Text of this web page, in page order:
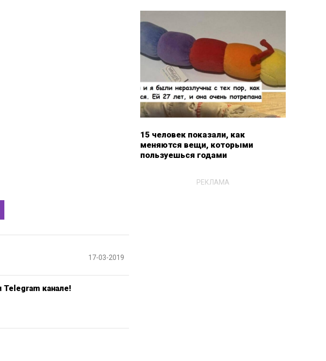
17-03-2019
канале!
15 человек показали, как
меняются вещи, которыми
пользуешься годами
РЕКЛАМА